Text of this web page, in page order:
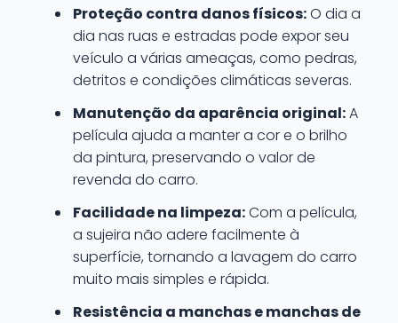
Proteção contra danos físicos:O dia a
dia nas ruas e estradas pode expor seu
veículo a várias ameaças, como pedras,
detritos e condições climáticas severas.
Manutenção da aparência original:A
película ajuda a manter a cor e o brilho
da pintura, preservando o valor de
revenda do carro.
Facilidade na limpeza:Com a película,
a sujeira não adere facilmente à
superfície, tornando a lavagem do carro
muito mais simples e rápida.
Resistência a manchas e manchas de